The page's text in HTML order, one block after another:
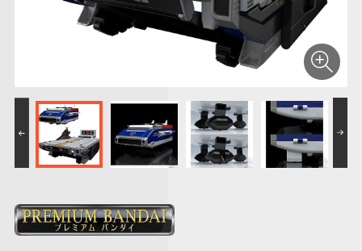
PROJECT R.E.D.・
スーパー戦隊シリー
ポケットモンスター
サンリオキャラクタ
ーズ
つりグミ SMPシリーズ キャラデコ